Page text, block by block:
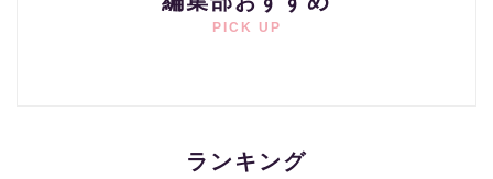
PICK UP
ランキング